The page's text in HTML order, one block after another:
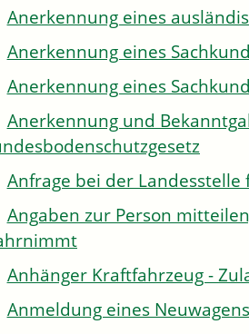
Anerkennung eines
Anerkennung eines
Anerkennung eines
Anerkennung und
Anfrage bei der
Angaben zur Person
Anhänger Kraftfahrzeug -
Anmeldung eines